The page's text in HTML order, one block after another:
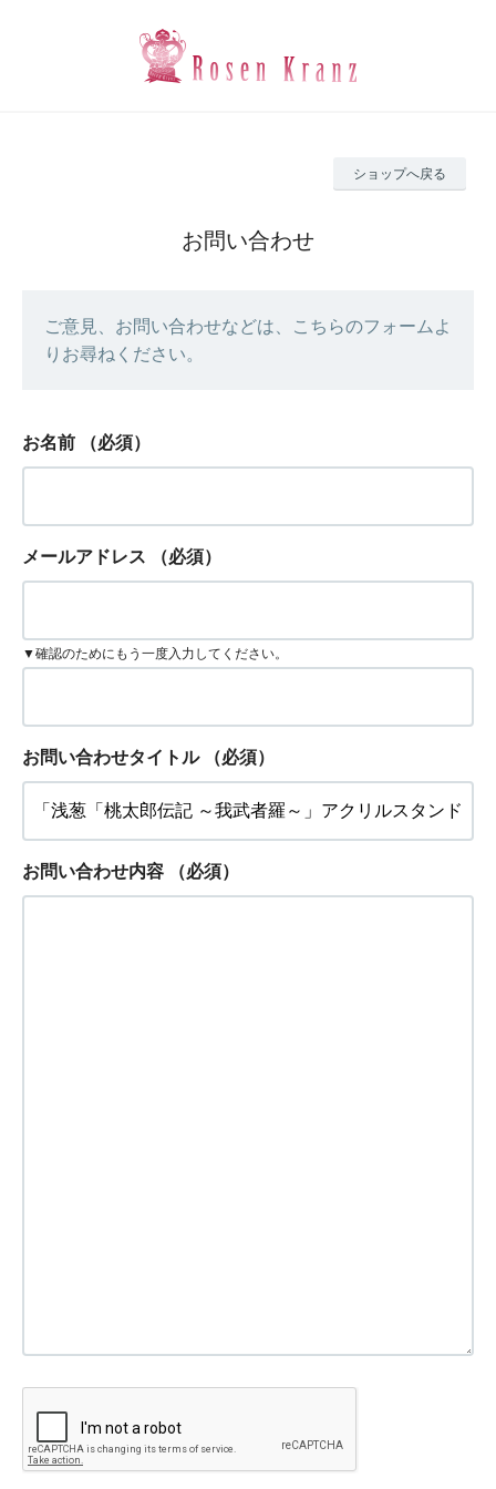
ショップへ戻る
お問い合わせ
ご意見、お問い合わせなどは、こちらのフォームよ
りお尋ねください。
お名前 （必須）
メールアドレス （必須）
▼確認のためにもう一度入力してください。
お問い合わせタイトル （必須）
お問い合わせ内容 （必須）